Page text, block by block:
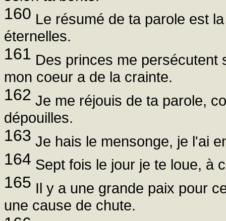
160 Le résumé de ta parole est
éternelles.
161 Des princes me persécutent
mon coeur a de la crainte.
162 Je me réjouis de ta parole,
dépouilles.
163 Je hais le mensonge, je l'ai
164 Sept fois le jour je te loue, à
165 Il y a une grande paix pour
une cause de chute.